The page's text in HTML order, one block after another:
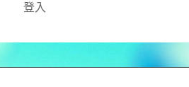
登入